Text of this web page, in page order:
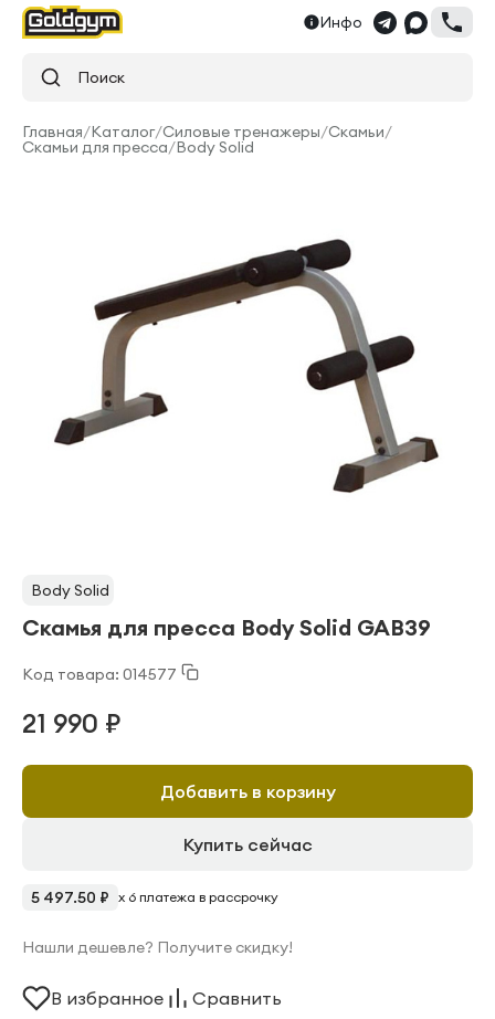
Инфо
Поиск
Главная/Каталог/Силовые тренажеры/Скамьи/
Скамьи для пресса/Body Solid
Body Solid
Скамья для пресса Body Solid GAB39
Код товара: 014577
21 990 ₽
Добавить в корзину
Купить сейчас
5 497.50 ₽ x 6 платежа в рассрочку
Нашли дешевле? Получите скидку!
В избранное Сравнить